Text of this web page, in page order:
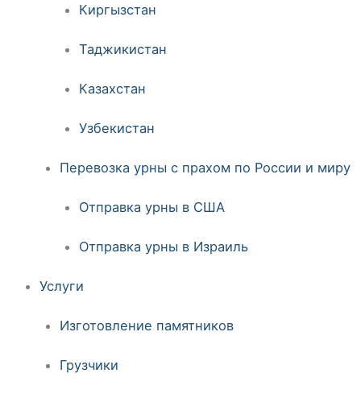
Киргызстан
Таджикистан
Казахстан
Узбекистан
Перевозка урны с прахом по России и миру
Отправка урны в США
Отправка урны в Израиль
Услуги
Изготовление памятников
Грузчики